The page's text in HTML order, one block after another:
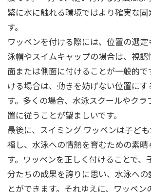
繁に水に触れる環境ではより確実な固
す。
ワッペンを付ける際には、位置の選定
泳帽やスイムキャップの場合は、視認
面または側面に付けることが一般的で
ける場合は、動きを妨げない位置に
す。多くの場合、水泳スクールやクラ
置に従うことが望ましいです。
最後に、スイミング ワッペンは子ど
福し、水泳への情熱を育むための素
す。ワッペンを正しく付けることで、
分たちの成果を誇りに思い、水泳への
とができます。それゆえに、ワッペン